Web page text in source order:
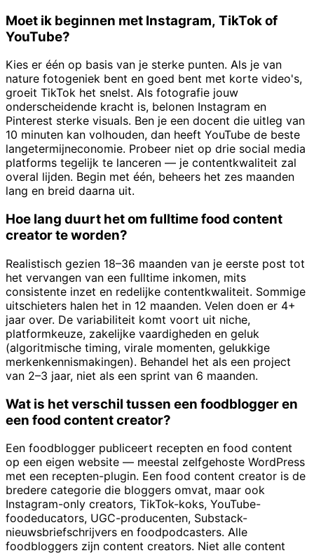
Moet ik beginnen met Instagram, TikTok of
YouTube?
Kies er één op basis van je sterke punten. Als je van
nature fotogeniek bent en goed bent met korte video's,
groeit TikTok het snelst. Als fotografie jouw
onderscheidende kracht is, belonen Instagram en
Pinterest sterke visuals. Ben je een docent die uitleg van
10 minuten kan volhouden, dan heeft YouTube de beste
langetermijneconomie. Probeer niet op drie social media
platforms tegelijk te lanceren — je contentkwaliteit zal
overal lijden. Begin met één, beheers het zes maanden
lang en breid daarna uit.
Hoe lang duurt het om fulltime food content
creator te worden?
Realistisch gezien 18–36 maanden van je eerste post tot
het vervangen van een fulltime inkomen, mits
consistente inzet en redelijke contentkwaliteit. Sommige
uitschieters halen het in 12 maanden. Velen doen er 4+
jaar over. De variabiliteit komt voort uit niche,
platformkeuze, zakelijke vaardigheden en geluk
(algoritmische timing, virale momenten, gelukkige
merkenkennismakingen). Behandel het als een project
van 2–3 jaar, niet als een sprint van 6 maanden.
Wat is het verschil tussen een foodblogger en
een food content creator?
Een foodblogger publiceert recepten en food content
op een eigen website — meestal zelfgehoste WordPress
met een recepten-plugin. Een food content creator is de
bredere categorie die bloggers omvat, maar ook
Instagram-only creators, TikTok-koks, YouTube-
foodeducators, UGC-producenten, Substack-
nieuwsbriefschrijvers en foodpodcasters. Alle
foodbloggers zijn content creators. Niet alle content